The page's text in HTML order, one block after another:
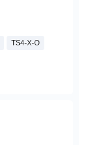
TS4-X-O